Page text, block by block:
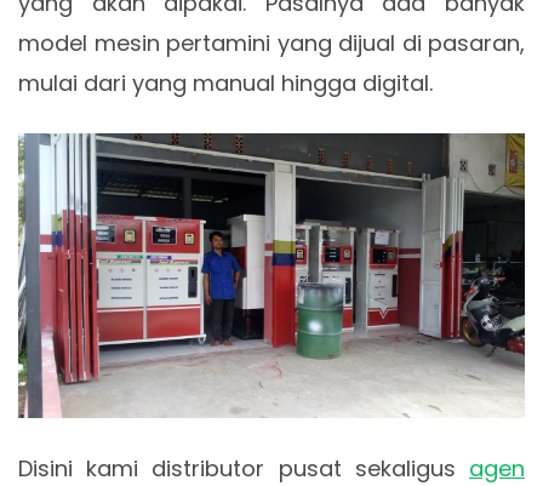
model mesin pertamini yang dijual di pasaran,
mulai dari yang manual hingga digital.
Disini kami distributor pusat sekaligus agen